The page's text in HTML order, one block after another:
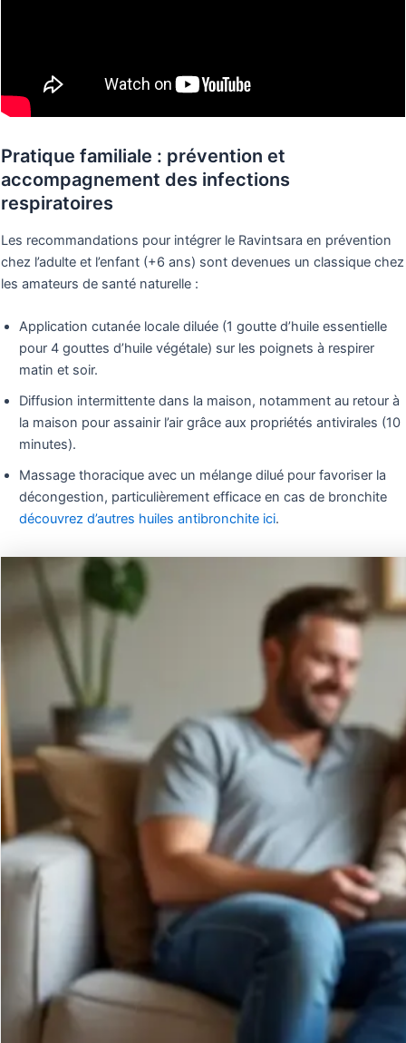
Pratique familiale : prévention et
accompagnement des infections
respiratoires
Les recommandations pour intégrer le Ravintsara en prévention
chez l’adulte et l’enfant (+6 ans) sont devenues un classique chez
les amateurs de santé naturelle :
Application cutanée locale diluée (1 goutte d’huile essentielle
pour 4 gouttes d’huile végétale) sur les poignets à respirer
matin et soir.
Diffusion intermittente dans la maison, notamment au retour à
la maison pour assainir l’air grâce aux propriétés antivirales (10
minutes).
Massage thoracique avec un mélange dilué pour favoriser la
décongestion, particulièrement efficace en cas de bronchite
découvrez d’autres huiles antibronchite ici.